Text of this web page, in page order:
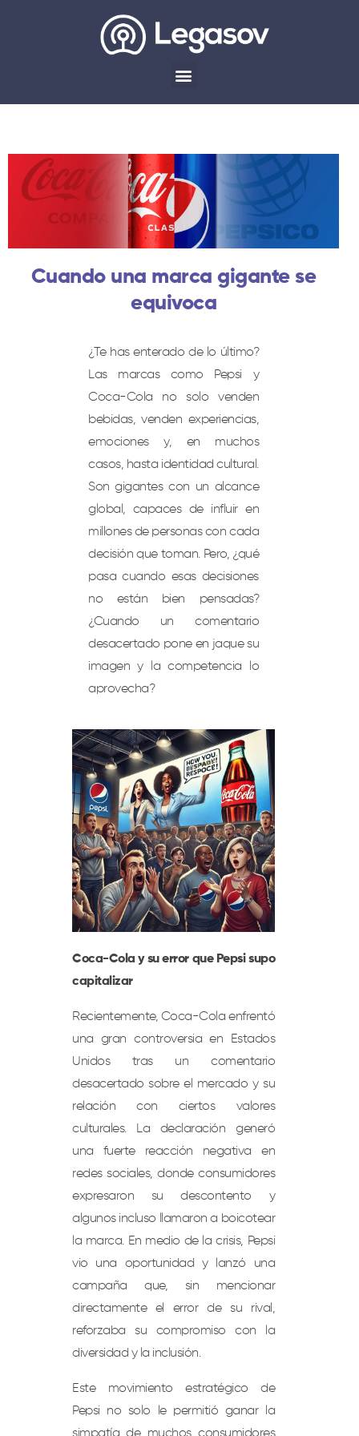
Cuando una marca gigante se
equivoca
¿Te has enterado de lo último?
Las marcas como Pepsi y
Coca-Cola no solo venden
bebidas, venden experiencias,
emociones y, en muchos
casos, hasta identidad cultural.
Son gigantes con un alcance
global, capaces de influir en
millones de personas con cada
decisión que toman. Pero, ¿qué
pasa cuando esas decisiones
no están bien pensadas?
¿Cuando un comentario
desacertado pone en jaque su
imagen y la competencia lo
aprovecha?
Coca-Cola y su error que Pepsi supo
capitalizar
Recientemente, Coca-Cola enfrentó
una gran controversia en Estados
Unidos tras un comentario
desacertado sobre el mercado y su
relación con ciertos valores
culturales. La declaración generó
una fuerte reacción negativa en
redes sociales, donde consumidores
expresaron su descontento y
algunos incluso llamaron a boicotear
la marca. En medio de la crisis, Pepsi
vio una oportunidad y lanzó una
campaña que, sin mencionar
directamente el error de su rival,
reforzaba su compromiso con la
diversidad y la inclusión.
Este movimiento estratégico de
Pepsi no solo le permitió ganar la